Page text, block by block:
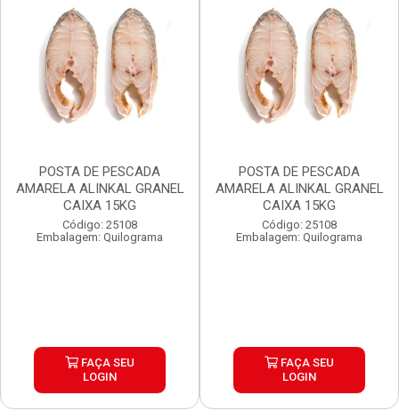
POSTA DE PESCADA
AMARELA ALINKAL GRANEL
CAIXA 15KG
Código: 25108
Embalagem: Quilograma
FAÇA SEU
LOGIN
POSTA DE PESCADA
AMARELA ALINKAL GRANEL
CAIXA 15KG
Código: 25108
Embalagem: Quilograma
FAÇA SEU
LOGIN